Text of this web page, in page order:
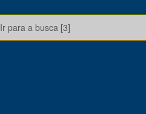
Ir para a busca [3]